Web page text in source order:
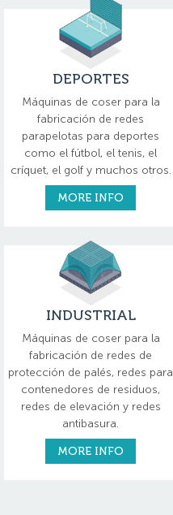
DEPORTES
Máquinas de coser para la
fabricación de redes
parapelotas para deportes
como el fútbol, el tenis, el
críquet, el golf y muchos otros.
MORE INFO
INDUSTRIAL
Máquinas de coser para la
fabricación de redes de
protección de palés, redes para
contenedores de residuos,
redes de elevación y redes
antibasura.
MORE INFO